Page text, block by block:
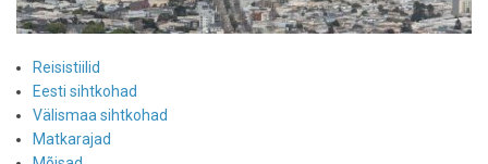
Reisistiilid
Eesti sihtkohad
Välismaa sihtkohad
Matkarajad